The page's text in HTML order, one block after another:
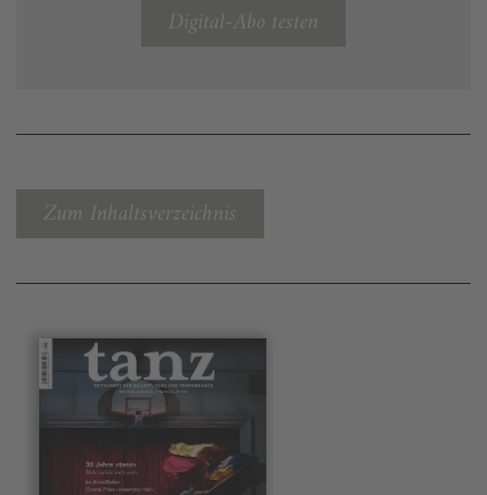
Digital-Abo testen
Zum Inhaltsverzeichnis